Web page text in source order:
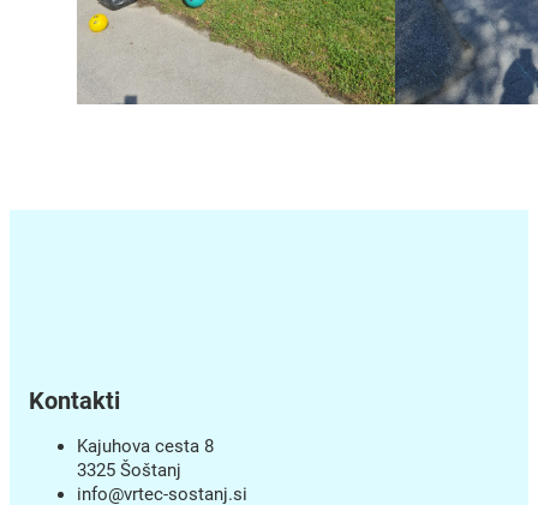
Kontakti
Kajuhova cesta 8
3325 Šoštanj
info@vrtec-sostanj.si